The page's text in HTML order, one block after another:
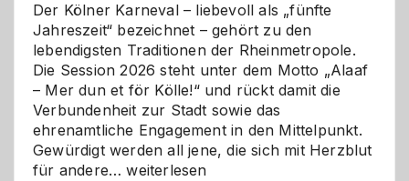
Der Kölner Karneval – liebevoll als „fünfte
Jahreszeit“ bezeichnet – gehört zu den
lebendigsten Traditionen der Rheinmetropole.
Die Session 2026 steht unter dem Motto „Alaaf
– Mer dun et för Kölle!“ und rückt damit die
Verbundenheit zur Stadt sowie das
ehrenamtliche Engagement in den Mittelpunkt.
Gewürdigt werden all jene, die sich mit Herzblut
für andere…Kölner
weiterlesen